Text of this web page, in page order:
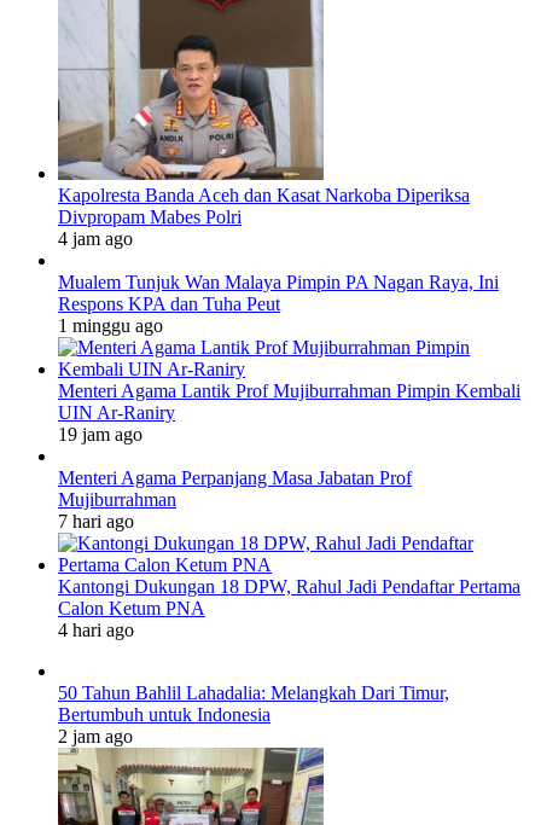
Kapolresta Banda Aceh dan Kasat Narkoba Diperiksa
Divpropam Mabes Polri
4 jam ago
Mualem Tunjuk Wan Malaya Pimpin PA Nagan Raya, Ini
Respons KPA dan Tuha Peut
1 minggu ago
Menteri Agama Lantik Prof Mujiburrahman Pimpin Kembali
UIN Ar-Raniry
19 jam ago
Menteri Agama Perpanjang Masa Jabatan Prof
Mujiburrahman
7 hari ago
Kantongi Dukungan 18 DPW, Rahul Jadi Pendaftar Pertama
Calon Ketum PNA
4 hari ago
50 Tahun Bahlil Lahadalia: Melangkah Dari Timur,
Bertumbuh untuk Indonesia
2 jam ago